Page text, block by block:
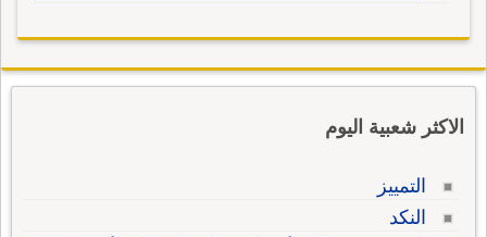
الاكثر شعبية اليوم
التمييز
النكد